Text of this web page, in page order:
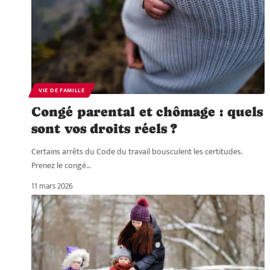
VIE DE FAMILLE
Congé parental et chômage : quels
sont vos droits réels ?
Certains arrêts du Code du travail bousculent les certitudes.
Prenez le congé…
11 mars 2026